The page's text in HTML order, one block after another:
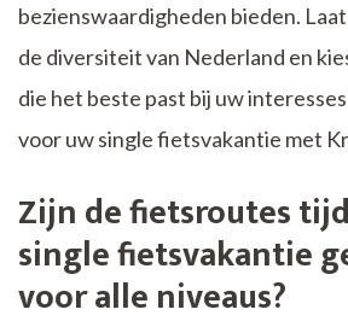
bezienswaardigheden bieden.
de diversiteit van Nederland en
die het beste past bij uw
voor uw single fietsvakantie met
Zijn de fietsroutes
single fietsvakantie
voor alle niveaus?